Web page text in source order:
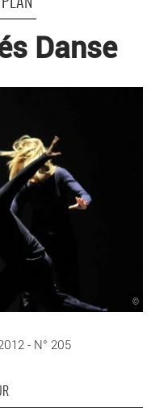
Danse
©
- N° 205